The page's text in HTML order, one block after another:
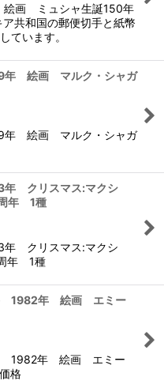
画 ミュシャ生誕150年
共和国の郵便切手と紙幣
ています。
年 絵画 マルク・シャガ
年 絵画 マルク・シャガ
クリスマス:マクシ
年 1種
クリスマス:マクシ
年 1種
1982年 絵画 エミー
1982年 絵画 エミー
格